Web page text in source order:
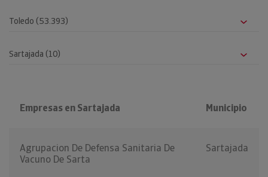
Empresas en Sartajada Municipio
Agrupacion De Defensa Sanitaria De
Vacuno De Sarta
Sartajada